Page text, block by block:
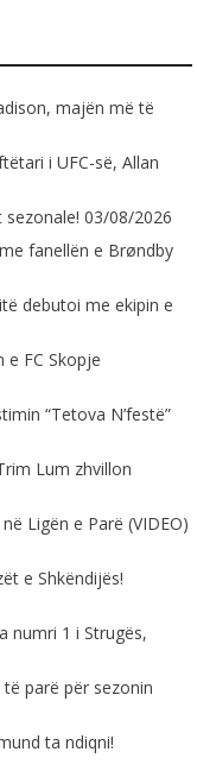
majën më të
i UFC-së, Allan
03/08/2026
fanellën e Brøndby
debutoi me ekipin e
e FC Skopje
“Tetova N’festë”
Lum zhvillon
Ligën e Parë (VIDEO)
e Shkëndijës!
numri 1 i Strugës,
parë për sezonin
ta ndiqni!